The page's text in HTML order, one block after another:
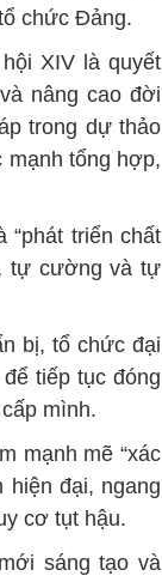
chức Đảng.
XIV là quyết
nâng cao đời
trong dự thảo
mạnh tổng hợp,
“phát triển chất
tự cường và tự
bị, tổ chức đại
tiếp tục đóng
mình.
mạnh mẽ “xác
hiện đại, ngang
cơ tụt hậu.
sáng tạo và